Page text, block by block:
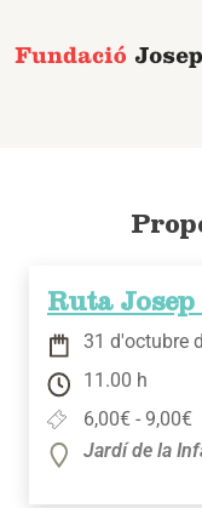
al
Ruta
31 d'octubre
11.00 h
6,00€ - 9,00€
Jardí de la